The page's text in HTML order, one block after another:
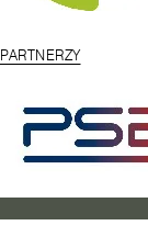
PARTNERZY